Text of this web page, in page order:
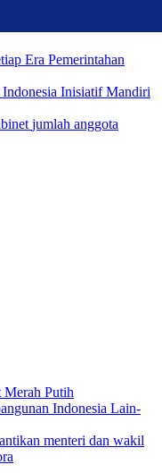
Era Pemerintahan
Inisiatif Mandiri
jumlah anggota
Putih
Indonesia Lain-
menteri dan wakil